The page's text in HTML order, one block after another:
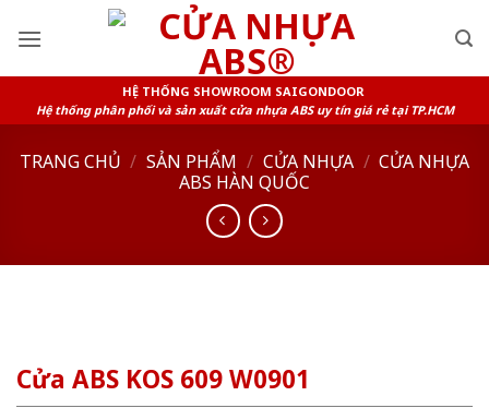
HỆ THỐNG SHOWROOM SAIGONDOOR
Hệ thống phân phối và sản xuất cửa nhựa ABS uy tín giá rẻ tại TP.HCM
TRANG CHỦ / SẢN PHẨM / CỬA NHỰA / CỬA NHỰA
ABS HÀN QUỐC
Cửa ABS KOS 609 W0901